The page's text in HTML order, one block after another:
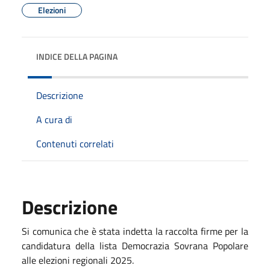
Elezioni
INDICE DELLA PAGINA
Descrizione
A cura di
Contenuti correlati
Descrizione
Si comunica che è stata indetta la raccolta firme per la
candidatura della lista Democrazia Sovrana Popolare
alle elezioni regionali 2025.